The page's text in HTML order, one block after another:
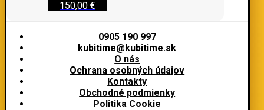
150,00 €
0905 190 997
kubitime@kubitime.sk
O nás
Ochrana osobných údajov
Kontakty
Obchodné podmienky
Politika Cookie